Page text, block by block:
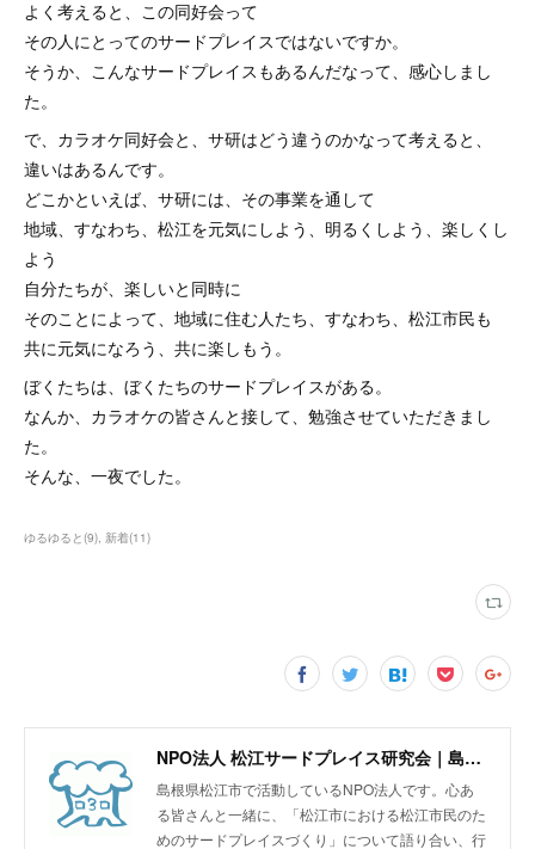
よく考えると、この同好会って
その人にとってのサードプレイスではないですか。
そうか、こんなサードプレイスもあるんだなって、感心しまし
た。
で、カラオケ同好会と、サ研はどう違うのかなって考えると、
違いはあるんです。
どこかといえば、サ研には、その事業を通して
地域、すなわち、松江を元気にしよう、明るくしよう、楽しくし
よう
自分たちが、楽しいと同時に
そのことによって、地域に住む人たち、すなわち、松江市民も
共に元気になろう、共に楽しもう。
ぼくたちは、ぼくたちのサードプレイスがある。
なんか、カラオケの皆さんと接して、勉強させていただきまし
た。
そんな、一夜でした。
ゆるゆると(9) 新着(11)
NPO法人 松江サードプレイス研究会｜島根県松江市
島根県松江市で活動しているNPO法人です。心あ
る皆さんと一緒に、「松江市における松江市民のた
めのサードプレイスづくり」について語り合い、行